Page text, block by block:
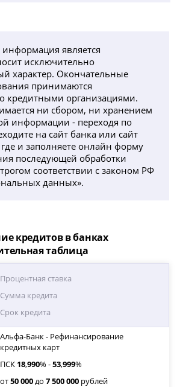
является
исключительно
характер. Окончательные
принимаются
кредитными организациями.
ни сбором, ни хранением
информации - переходя по
на сайт банка или сайт
и заполняете онлайн форму
последующей обработки
соответствии с законом РФ
данных».
кредитов в банках
таблица
Процентная ставка
Сумма кредита
Срок кредита
Альфа-Банк - Рефинансирование
кредитных карт
ПСК 18,990% -53,999%
от50 000до7 500 000 рублей